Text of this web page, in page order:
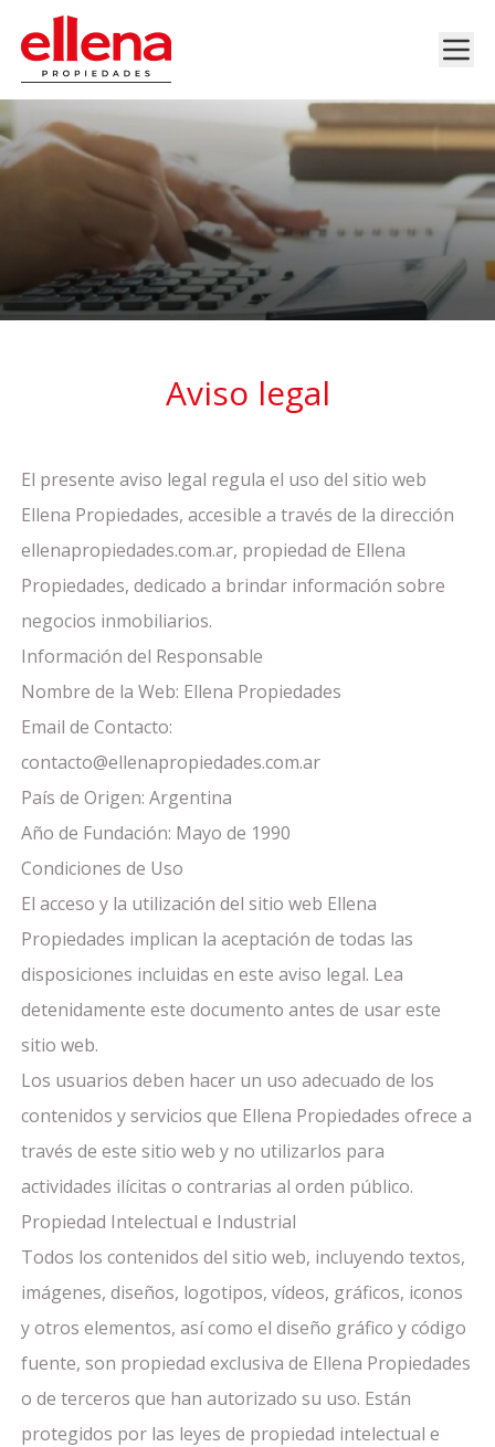
Aviso legal
El presente aviso legal regula el uso del sitio web
Ellena Propiedades, accesible a través de la dirección
ellenapropiedades.com.ar, propiedad de Ellena
Propiedades, dedicado a brindar información sobre
negocios inmobiliarios.
Información del Responsable
Nombre de la Web: Ellena Propiedades
Email de Contacto:
contacto@ellenapropiedades.com.ar
País de Origen: Argentina
Año de Fundación: Mayo de 1990
Condiciones de Uso
El acceso y la utilización del sitio web Ellena
Propiedades implican la aceptación de todas las
disposiciones incluidas en este aviso legal. Lea
detenidamente este documento antes de usar este
sitio web.
Los usuarios deben hacer un uso adecuado de los
contenidos y servicios que Ellena Propiedades ofrece a
través de este sitio web y no utilizarlos para
actividades ilícitas o contrarias al orden público.
Propiedad Intelectual e Industrial
Todos los contenidos del sitio web, incluyendo textos,
imágenes, diseños, logotipos, vídeos, gráficos, iconos
y otros elementos, así como el diseño gráfico y código
fuente, son propiedad exclusiva de Ellena Propiedades
o de terceros que han autorizado su uso. Están
protegidos por las leyes de propiedad intelectual e